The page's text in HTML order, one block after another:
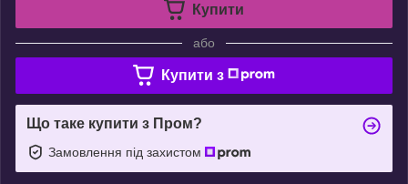
Купити
або
Купити з
Що таке купити з Пром?
Замовлення під захистом